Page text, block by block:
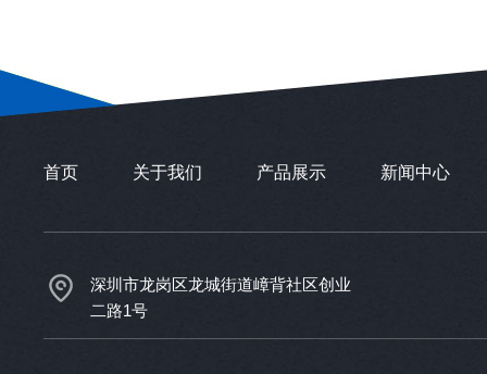
首页 关于我们 产品展示 新闻中心
深圳市龙岗区龙城街道嶂背社区创业
二路1号